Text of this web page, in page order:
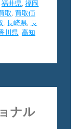
福井県,福岡
取, 買取価
,長崎県,長
川県,高知
ナル